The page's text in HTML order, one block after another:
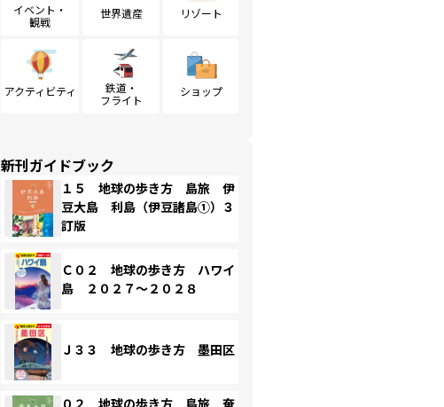
イベント・
観戦
世界遺産 リゾート
アクティビティ
鉄道・
フライト
ショップ
新刊ガイドブック
１５ 地球の歩き方 島旅 伊
豆大島 利島（伊豆諸島①）３
訂版
Ｃ０２ 地球の歩き方 ハワイ
島 ２０２７～２０２８
Ｊ３３ 地球の歩き方 墨田区
０２ 地球の歩き方 島旅 奄